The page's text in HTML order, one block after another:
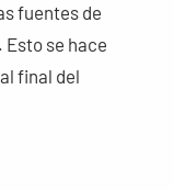
fuentes de
se hace
final del